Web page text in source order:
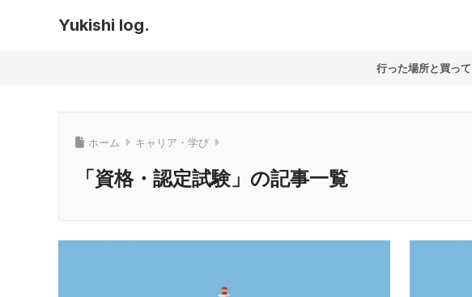
Yukishi log.
行った場所と買っ
ホーム キャリア・学び
「資格・認定試験」の記事一覧